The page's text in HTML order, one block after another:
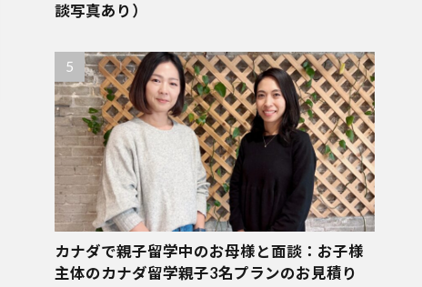
談写真あり）
カナダで親子留学中のお母様と面談：お子様
主体のカナダ留学親子3名プランのお見積り